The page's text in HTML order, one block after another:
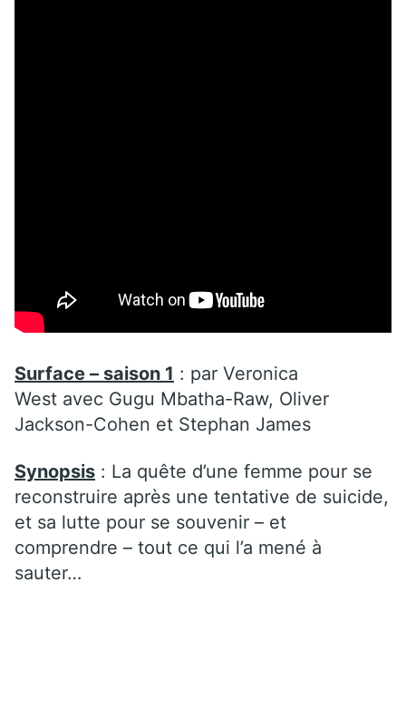
Surface – saison 1 : par Veronica
West avec Gugu Mbatha-Raw, Oliver
Jackson-Cohen et Stephan James
Synopsis : La quête d’une femme pour se
reconstruire après une tentative de suicide,
et sa lutte pour se souvenir – et
comprendre – tout ce qui l’a mené à
sauter…